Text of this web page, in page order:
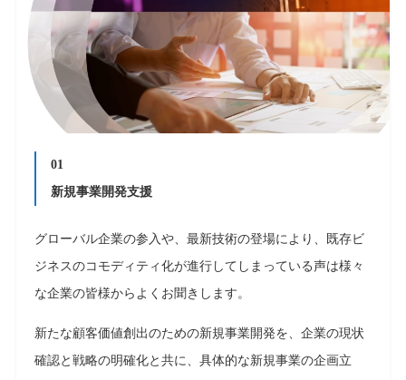
01
新規事業開発⽀援
グローバル企業の参⼊や、最新技術の登場により、既存ビ
ジネスのコモディティ化が進⾏してしまっている声は様々
な企業の皆様からよくお聞きします。
新たな顧客価値創出のための新規事業開発を、企業の現状
確認と戦略の明確化と共に、具体的な新規事業の企画⽴